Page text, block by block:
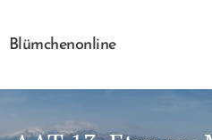
Blümchenonline